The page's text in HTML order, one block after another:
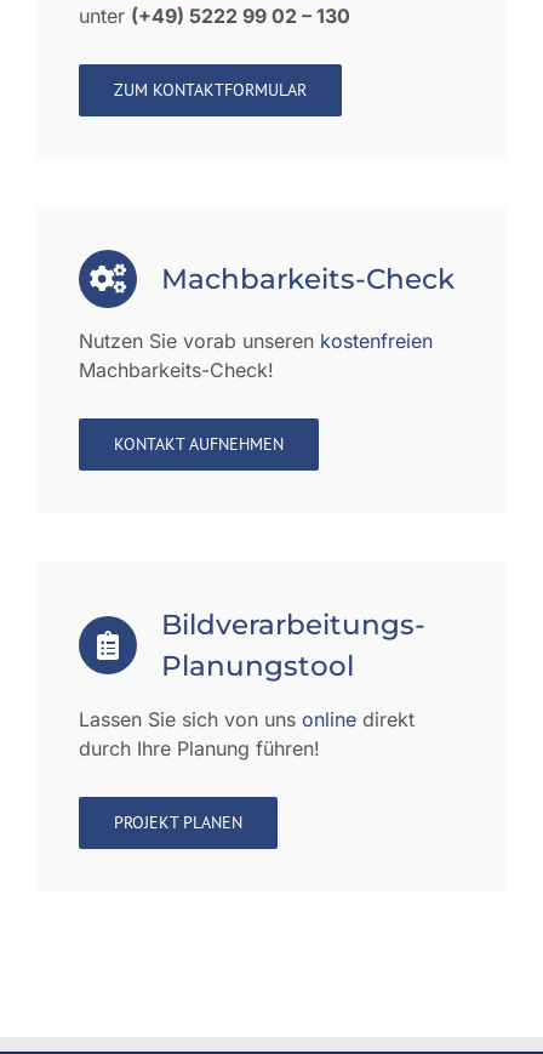
unter (+49) 5222 99 02 – 130
ZUM KONTAKTFORMULAR
Machbarkeits-Check
Nutzen Sie vorab unseren kostenfreien
Machbarkeits-Check!
KONTAKT AUFNEHMEN
Bildverarbeitungs-
Planungstool
Lassen Sie sich von uns online direkt
durch Ihre Planung führen!
PROJEKT PLANEN